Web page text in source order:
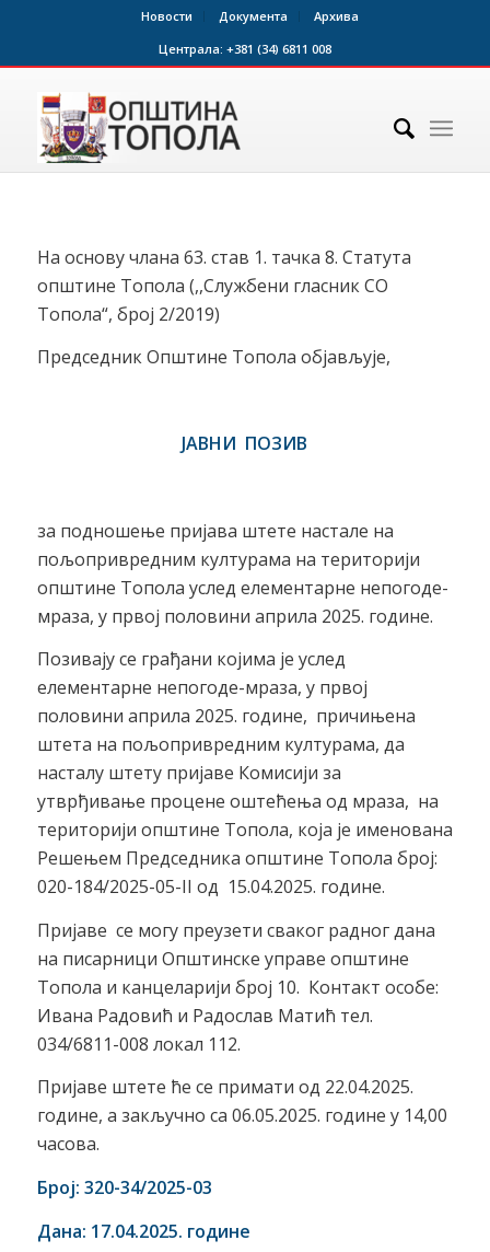
Новости Документа
Архива
Централа: +381 (34) 6811 008
На основу члана 63. став 1. тачка 8. Статута
општине Топола (,,Службени гласник СО
Топола“, број 2/2019)
Председник Општине Топола објављује,
ЈАВНИ ПОЗИВ
за подношење пријава штете настале на
пољопривредним културама на територији
општине Топола услед елементарне непогоде-
мраза, у првој половини априла 2025. године.
Позивају се грађани којима је услед
елементарне непогоде-мраза, у првој
половини априла 2025. године, причињена
штета на пољопривредним културама, да
насталу штету пријаве Комисији за
утврђивање процене оштећења од мраза, на
територији општине Топола, која је именована
Решењем Председника општине Топола број:
020-184/2025-05-II од 15.04.2025. године.
Пријаве се могу преузети сваког радног дана
на писарници Општинске управе општине
Топола и канцеларији број 10. Контакт особе:
Ивана Радовић и Радослав Матић тел.
034/6811-008 локал 112.
Пријаве штете ће се примати од 22.04.2025.
године, а закључно са 06.05.2025. године у 14,00
часова.
Број: 320-34/2025-03
Дана: 17.04.2025. године